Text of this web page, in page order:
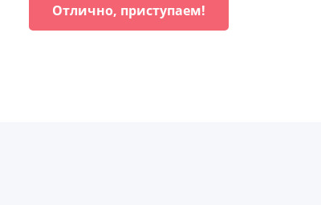
Отлично, приступаем!